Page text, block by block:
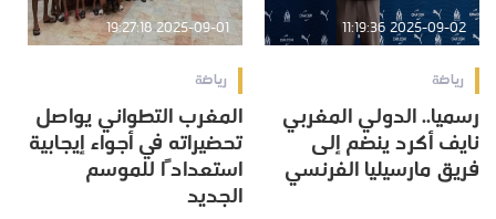
2025-09-02 11:19:36
رياضة
رسميا.. الدولي المغربي
نايف أكرد ينضم إلى
فريق مارسيليا الفرنسي
2025-09-01 19:27:18
رياضة
المغرب التطواني يواصل
تحضيراته في أجواء إيجابية
استعدادًا للموسم
الجديد